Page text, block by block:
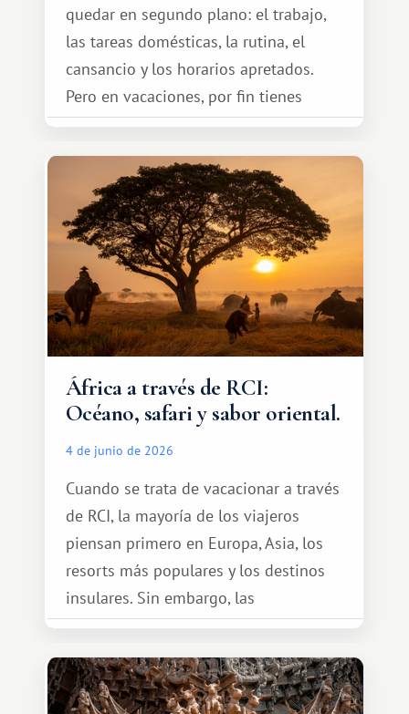
quedar en segundo plano: el trabajo,
las tareas domésticas, la rutina, el
cansancio y los horarios apretados.
Pero en vacaciones, por fin tienes
espacio para dos y ganas de hacer algo
especial por tu pareja. No tiene por
qué ser algo grandioso, pero sí algo
cálido y memorable.
África a través de RCI:
Océano, safari y sabor oriental.
4 de junio de 2026
Cuando se trata de vacacionar a través
de RCI, la mayoría de los viajeros
piensan primero en Europa, Asia, los
resorts más populares y los destinos
insulares. Sin embargo, las
oportunidades que ofrece el sistema
de intercambio son mucho más
amplias. Entre ellas se encuentra
África, un continente que ofrece una